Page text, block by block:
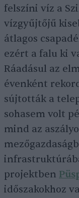
felszíni víz a
vízgyűjtőjű
átlagos
ezért a falu ki
Ráadásul az
évenként
sújtották a
sohasem volt
mind az
projektben
időszakokhoz